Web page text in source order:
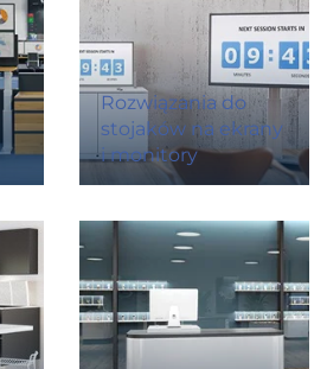
Rozwiązania do
stojaków na ekrany
i monitory